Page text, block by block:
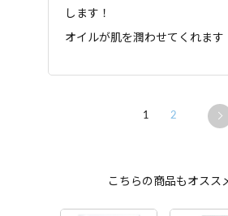
します！
オイルが肌を潤わせてくれます
1 2
こちらの商品もオスス